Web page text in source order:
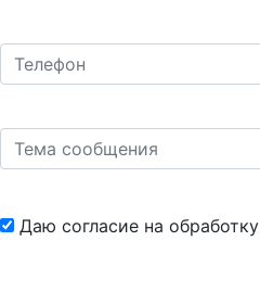
Даю согласие на обработку